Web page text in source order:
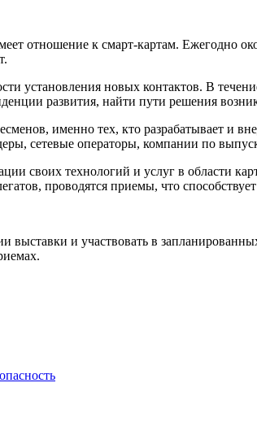
отношение к смарт-картам. Ежегодно
установления новых контактов. В
развития, найти пути решения
именно тех, кто разрабатывает и
сетевые операторы, компании по
своих технологий и услуг в области
проводятся приемы, что
выставки и участвовать в